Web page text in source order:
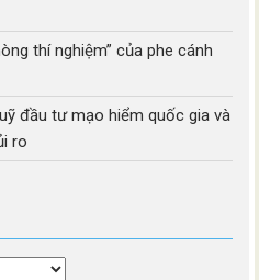
thí nghiệm” của phe cánh
đầu tư mạo hiểm quốc gia và
ro